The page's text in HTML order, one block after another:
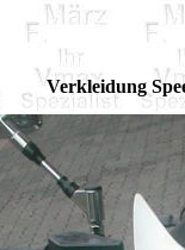
Verkleidung